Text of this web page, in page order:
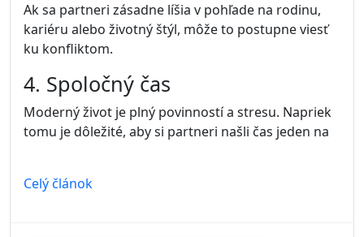
Ak sa partneri zásadne líšia v pohľade na rodinu,
kariéru alebo životný štýl, môže to postupne viesť
ku konfliktom.
4. Spoločný čas
Moderný život je plný povinností a stresu. Napriek
tomu je dôležité, aby si partneri našli čas jeden na
Celý článok